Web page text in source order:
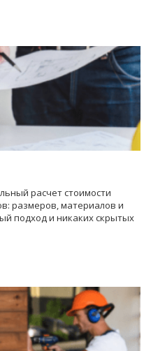
расчет стоимости
размеров, материалов и
подход и никаких скрытых